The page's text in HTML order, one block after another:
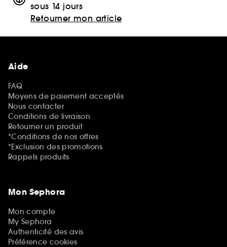
sous 14 jours
Retourner mon article
Aide
FAQ
Moyens de paiement acceptés
Nous contacter
Conditions de livraison
Retourner un produit
*Conditions de nos offres
*Exclusion des promotions
Rappels produits
Mon Sephora
Mon compte
My Sephora
Authenticité des avis
Préférence cookies